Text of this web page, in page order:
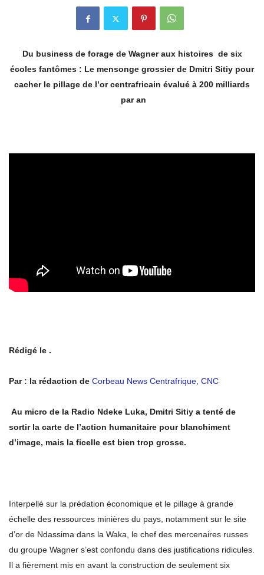
Du business de forage de Wagner aux histoires de six
écoles fantômes : Le mensonge grossier de Dmitri Sitiy pour
cacher le pillage de l’or centrafricain évalué à 200 milliards
par an
Rédigé le .
Par : la rédaction de Corbeau News Centrafrique, CNC
Au micro de la Radio Ndeke Luka, Dmitri Sitiy a tenté de
sortir la carte de l’action humanitaire pour blanchiment
d’image, mais la ficelle est bien trop grosse.
Interpellé sur la prédation économique et le pillage à grande
échelle des ressources minières du pays, notamment sur le site
d’or de Ndassima dans la Waka, le chef des mercenaires russes
du groupe Wagner s’est confondu dans des justifications ridicules.
Il a fièrement mis en avant la construction de seulement six